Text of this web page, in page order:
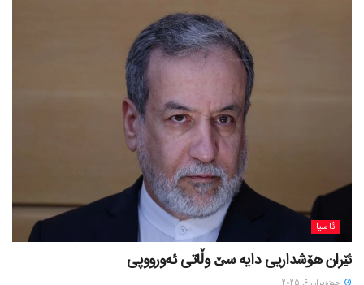
ئاسیا
ئێران هۆشداریی دایە سێ وڵاتی ئەورووپی